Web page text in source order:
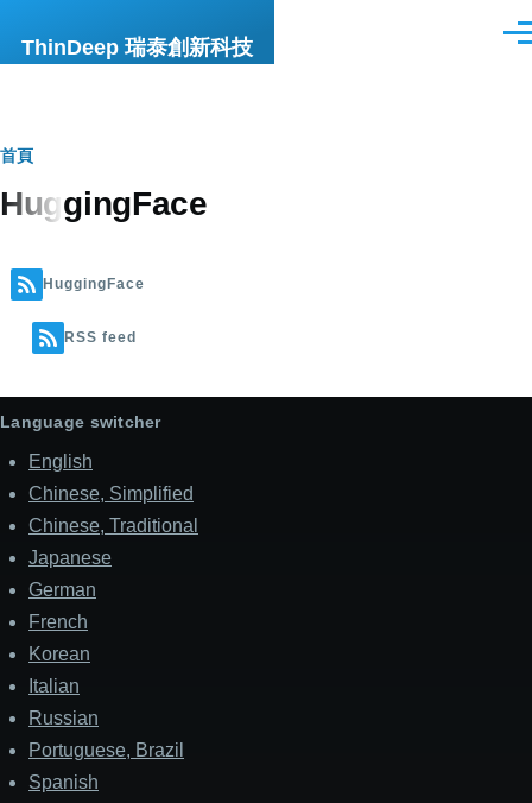
ThinDeep 瑞泰創新科技
選
導
航
結
首頁
HuggingFace
HuggingFace
RSS feed
Language switcher
English
Chinese, Simplified
Chinese, Traditional
Japanese
German
French
Korean
Italian
Russian
Portuguese, Brazil
Spanish